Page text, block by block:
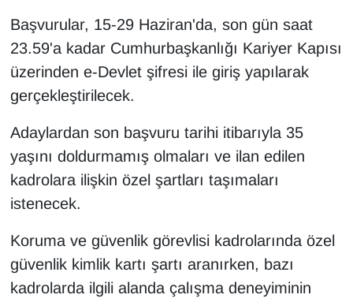
Başvurular, 15-29 Haziran'da, son gün saat
23.59'a kadar Cumhurbaşkanlığı Kariyer Kapısı
üzerinden e-Devlet şifresi ile giriş yapılarak
gerçekleştirilecek.
Adaylardan son başvuru tarihi itibarıyla 35
yaşını doldurmamış olmaları ve ilan edilen
kadrolara ilişkin özel şartları taşımaları
istenecek.
Koruma ve güvenlik görevlisi kadrolarında özel
güvenlik kimlik kartı şartı aranırken, bazı
kadrolarda ilgili alanda çalışma deneyiminin
ONE EKONOMİ
POLİTİKA
RÖPORTAJ
SAĞLIK
Sinema - TV